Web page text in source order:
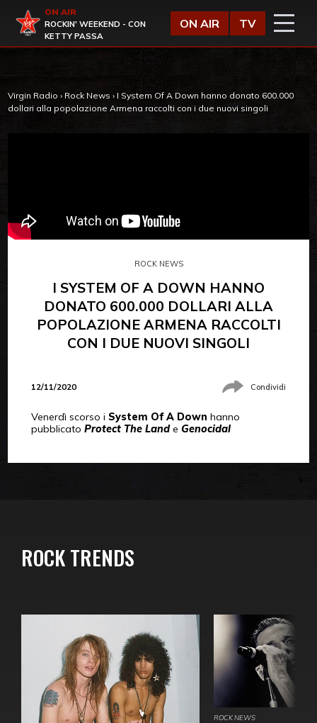
Virgin Radio
ON AIR
ROCKIN' WEEKEND - CON
KETTY PASSA
ON AIR TV
Virgin Radio › Rock News › I System Of A Down hanno donato 600.000
dollari alla popolazione Armena raccolti con i due nuovi singoli
ROCK NEWS
I SYSTEM OF A DOWN HANNO
DONATO 600.000 DOLLARI ALLA
POPOLAZIONE ARMENA RACCOLTI
CON I DUE NUOVI SINGOLI
12/11/2020 Condividi
Venerdì scorso i System Of A Down hanno
pubblicato Protect The Lande Genocidal
ROCK TRENDS
ROCK NEWS